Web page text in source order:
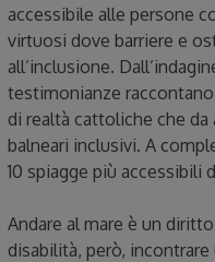
accessibile alle persone
virtuosi dove barriere e
all’inclusione.
testimonianze
di realtà cattoliche che
balneari inclusivi. A
10 spiagge più accessibili
Andare al mare è un
disabilità, però,